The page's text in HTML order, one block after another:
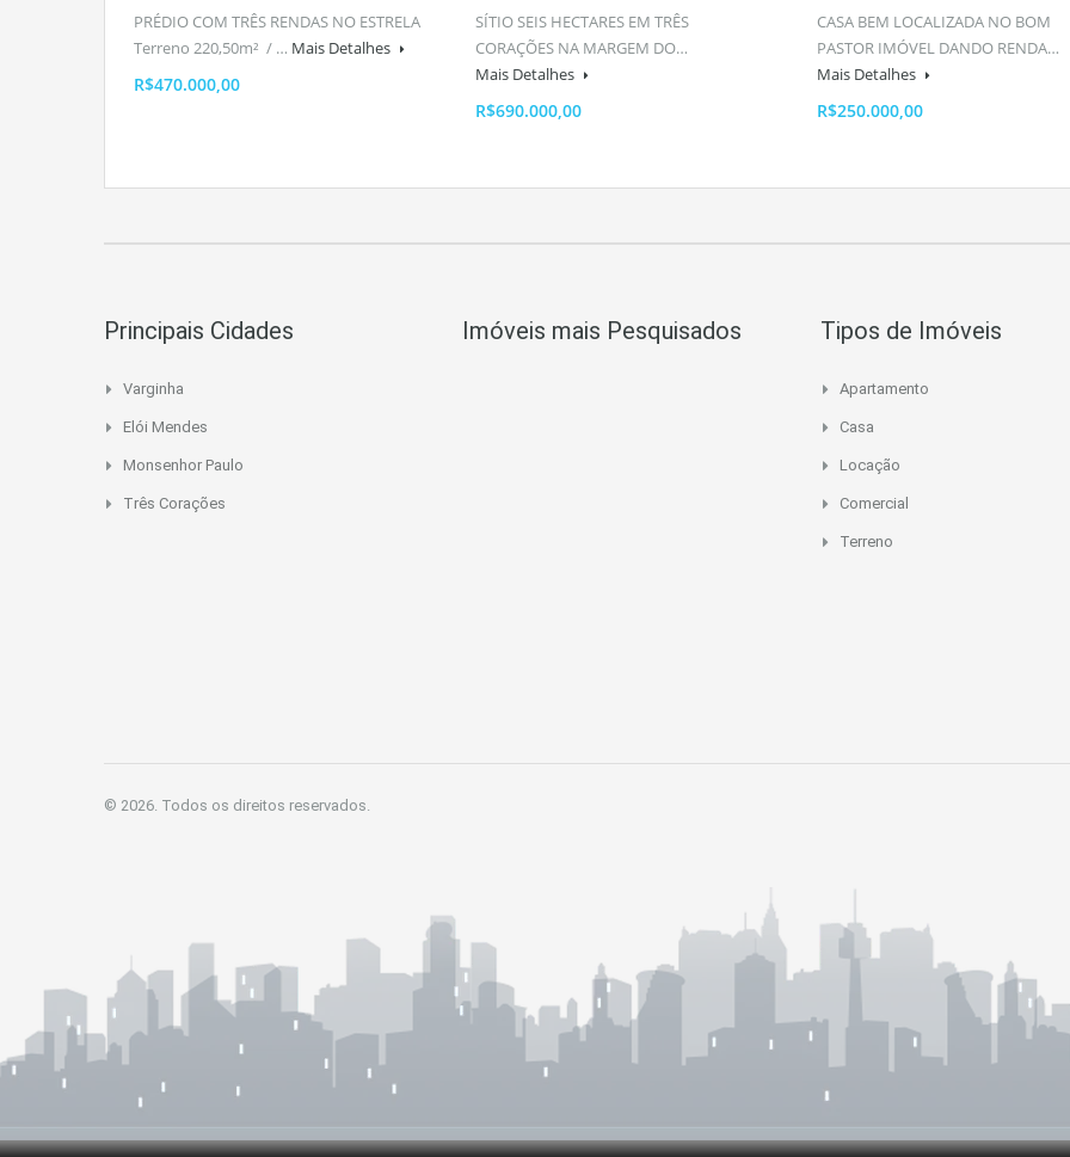
PRÉDIO COM TRÊS RENDAS NO ESTRELA
Terreno 220,50m² / … Mais Detalhes
R$470.000,00
SÍTIO SEIS HECTARES EM TRÊS
CORAÇÕES NA MARGEM DO…
Mais Detalhes
R$690.000,00
CASA BEM LOCALIZADA NO BOM
PASTOR IMÓVEL DANDO RENDA…
Mais Detalhes
R$250.000,00
Principais Cidades
Varginha
Elói Mendes
Monsenhor Paulo
Três Corações
Imóveis mais Pesquisados Tipos de Imóveis
Apartamento
Casa
Locação
Comercial
Terreno
© 2026. Todos os direitos reservados.